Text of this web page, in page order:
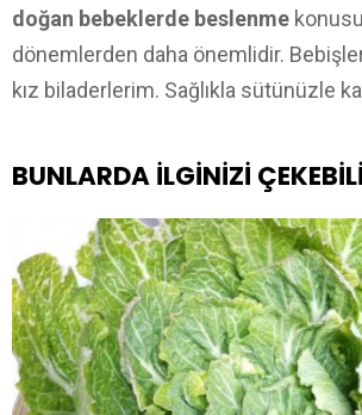
doğan bebeklerde beslenme
dönemlerden daha önemlidir.
kız biladerlerim. Sağlıkla sütünüzle
BUNLARDA ILGINIZI